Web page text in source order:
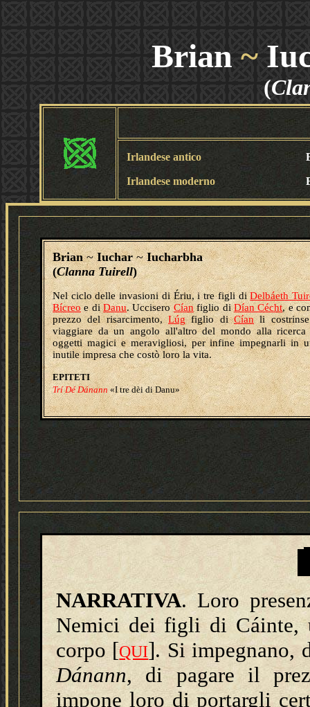
Brian ~
(
Irlandese antico
Irlandese moderno
Brian~Iuchar~Iucharbha
(Clanna Tuirell)
Nel ciclo delle invasioni di Ériu, i tre figli diDelbáeth
Bícreoe diDanu. UcciseroCíanfiglio diDían Cécht, e
prezzo del risarcimento,Lúgfiglio diCíanli
viaggiare da un angolo all'altro del mondo alla
oggetti magici e meravigliosi, per infine impegnarli in
inutile impresa che costò loro la vita.
EPITETI
Trí Dé Dánann«I tre dèi di Danu»
NARRATIVA. Loro
Nemici dei figli di Cáinte,
corpo [QUI]. Si impegnano,
Dánann, di pagare il
impone loro di portargli